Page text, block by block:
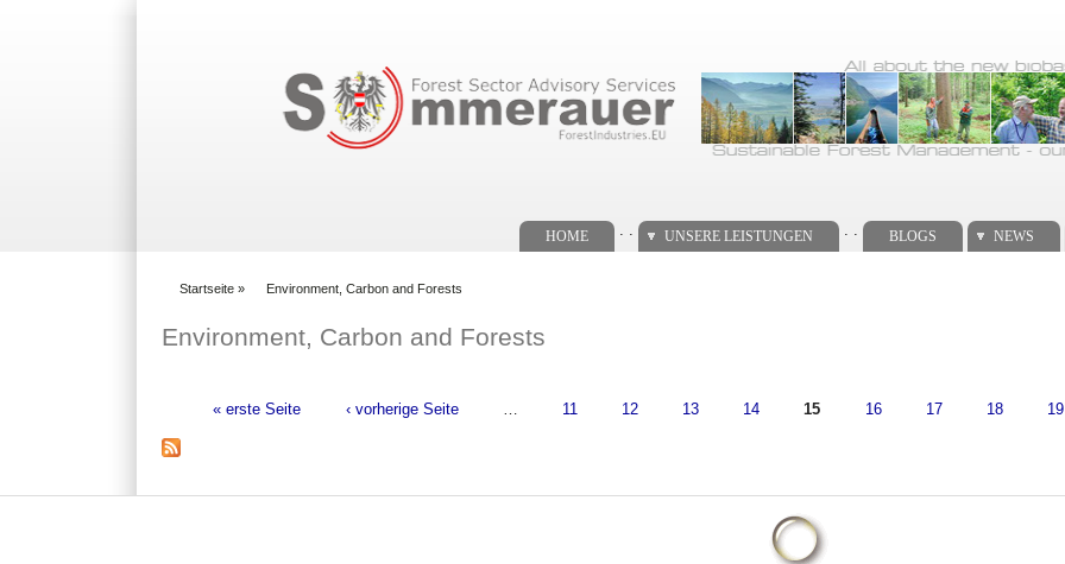
HOME UNSERE LEISTUNGEN BLOGS NEWS
Startseite » Environment, Carbon and Forests
Environment, Carbon and Forests
Seiten
« erste Seite ‹ vorherige Seite 11 12 13 14 15 16 17 18 19